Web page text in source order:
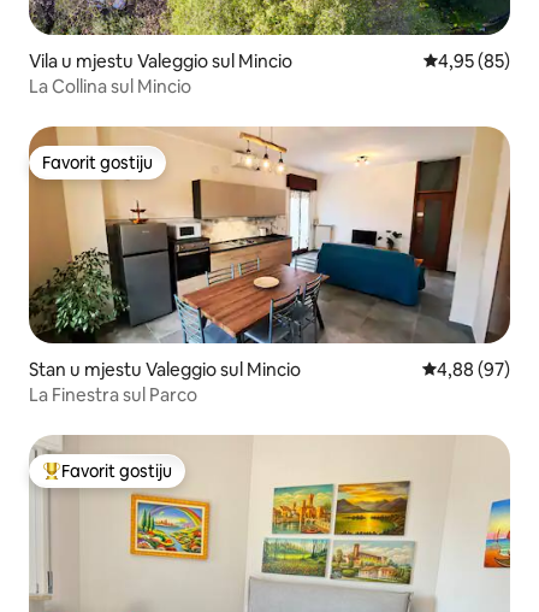
Vila u mjestu Valeggio sul Mincio prosječna
4,95 (85)
La Collina sul Mincio
Favorit gostiju
Favorit gostiju
Stan u mjestu Valeggio sul Mincio prosječna
4,88 (97)
La Finestra sul Parco
Glavni favorit gostiju
Favorit gostiju